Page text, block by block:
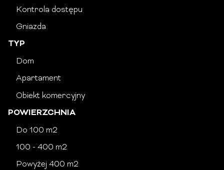
Kontrola dostępu
Gniazda
TYP
Dom
Apartament
Obiekt komercyjny
POWIERZCHNIA
Do 100 m2
100 - 400 m2
Powyżej 400 m2